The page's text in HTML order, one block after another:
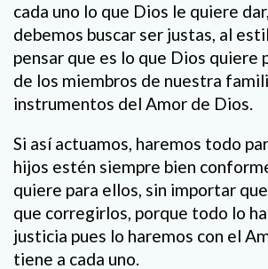
cada uno lo que Dios le quiere
debemos buscar ser justas, al
pensar que es lo que Dios quiere
de los miembros de nuestra
instrumentos del Amor de Dios.
Si así actuamos, haremos todo
hijos estén siempre bien
quiere para ellos, sin importar
que corregirlos, porque todo lo
justicia pues lo haremos con el
tiene a cada uno.